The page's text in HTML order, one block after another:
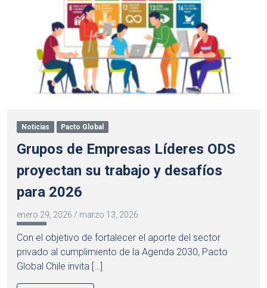
Noticias Pacto Global
Grupos de Empresas Líderes ODS
proyectan su trabajo y desafíos
para 2026
enero 29, 2026 / marzo 13, 2026
Con el objetivo de fortalecer el aporte del sector
privado al cumplimiento de la Agenda 2030, Pacto
Global Chile invita […]